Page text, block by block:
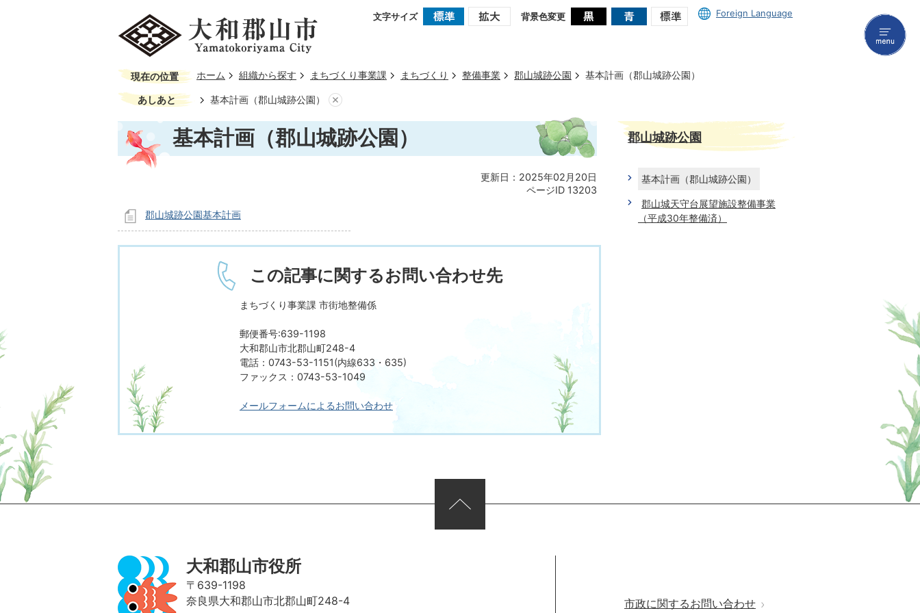
文字サイズ 背景色変更 Foreign Language
現在の位置 ホーム 組織から探す まちづくり事業課 まちづくり 整備事業 郡山城跡公園 基本計画（郡山城跡公園）
あしあと 基本計画（郡山城跡公園）
基本計画（郡山城跡公園）
更新日：2025年02月20日
ページID 13203
郡山城跡公園基本計画
この記事に関するお問い合わせ先
まちづくり事業課 市街地整備係
郵便番号:639-1198
大和郡山市北郡山町248-4
電話：0743-53-1151(内線633・635)
ファックス：0743-53-1049
メールフォームによるお問い合わせ
郡山城跡公園
基本計画（郡山城跡公園）
郡山城天守台展望施設整備事業
（平成30年整備済）
大和郡山市役所
〒639-1198
奈良県大和郡山市北郡山町248-4
市政に関するお問い合わせ